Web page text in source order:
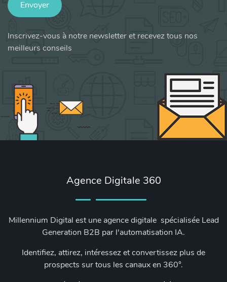
Envoyer
Inscrivez-vous à notre newsletter et recevez tous nos
meilleurs conseils
Agence Digitale 360
Millennium Digital est une agence digitale spécialisée Lead
Generation B2B par l'automatisation IA.
Identifiez, attirez, intéressez et convertissez plus de
prospects sur tous les canaux en 360°.